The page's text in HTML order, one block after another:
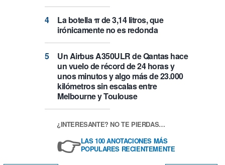
La botella π de 3,14 litros, que
irónicamente no es redonda
Un Airbus A350ULR de Qantas hace
un vuelo de récord de 24 horas y
unos minutos y algo más de 23.000
kilómetros sin escalas entre
Melbourne y Toulouse
¿INTERESANTE? NO TE PIERDAS…
👉LAS 100 ANOTACIONES MÁS
POPULARES RECIENTEMENTE